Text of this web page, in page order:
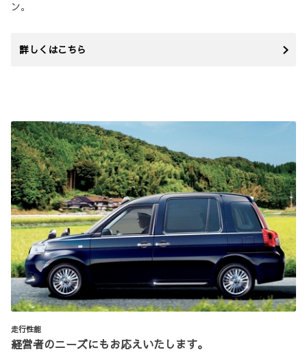
ン。
詳しくはこちら
走行性能
経営者のニーズにもお応えいたします。